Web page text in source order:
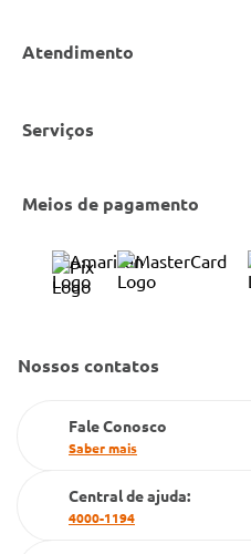
Cobre Oferta
Código de Conduta
Atendimento
Política de Privacidade
Política de Reembolso
Dúvidas Frequentes
Serviços
Bulário Anvisa
Condeclin
Cartão Grupo Conde
Televendas
Meios de pagamento
Nossos contatos
Fale Conosco
Saber mais
Central de ajuda:
4000-1194